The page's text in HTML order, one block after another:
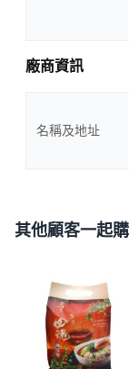
廠商資訊
名稱及地址
其他顧客一起